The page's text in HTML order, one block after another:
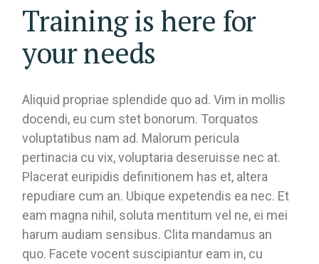
Training is here for
your needs
Aliquid propriae splendide quo ad. Vim in mollis
docendi, eu cum stet bonorum. Torquatos
voluptatibus nam ad. Malorum pericula
pertinacia cu vix, voluptaria deseruisse nec at.
Placerat euripidis definitionem has et, altera
repudiare cum an. Ubique expetendis ea nec. Et
eam magna nihil, soluta mentitum vel ne, ei mei
harum audiam sensibus. Clita mandamus an
quo. Facete vocent suscipiantur eam in, cu